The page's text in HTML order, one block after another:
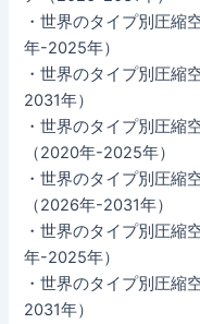
・世界のタイプ別圧縮
年-2025年）
・世界のタイプ別圧縮
2031年）
・世界のタイプ別圧縮
（2020年-2025年）
・世界のタイプ別圧縮
（2026年-2031年）
・世界のタイプ別圧縮
年-2025年）
・世界のタイプ別圧縮
2031年）